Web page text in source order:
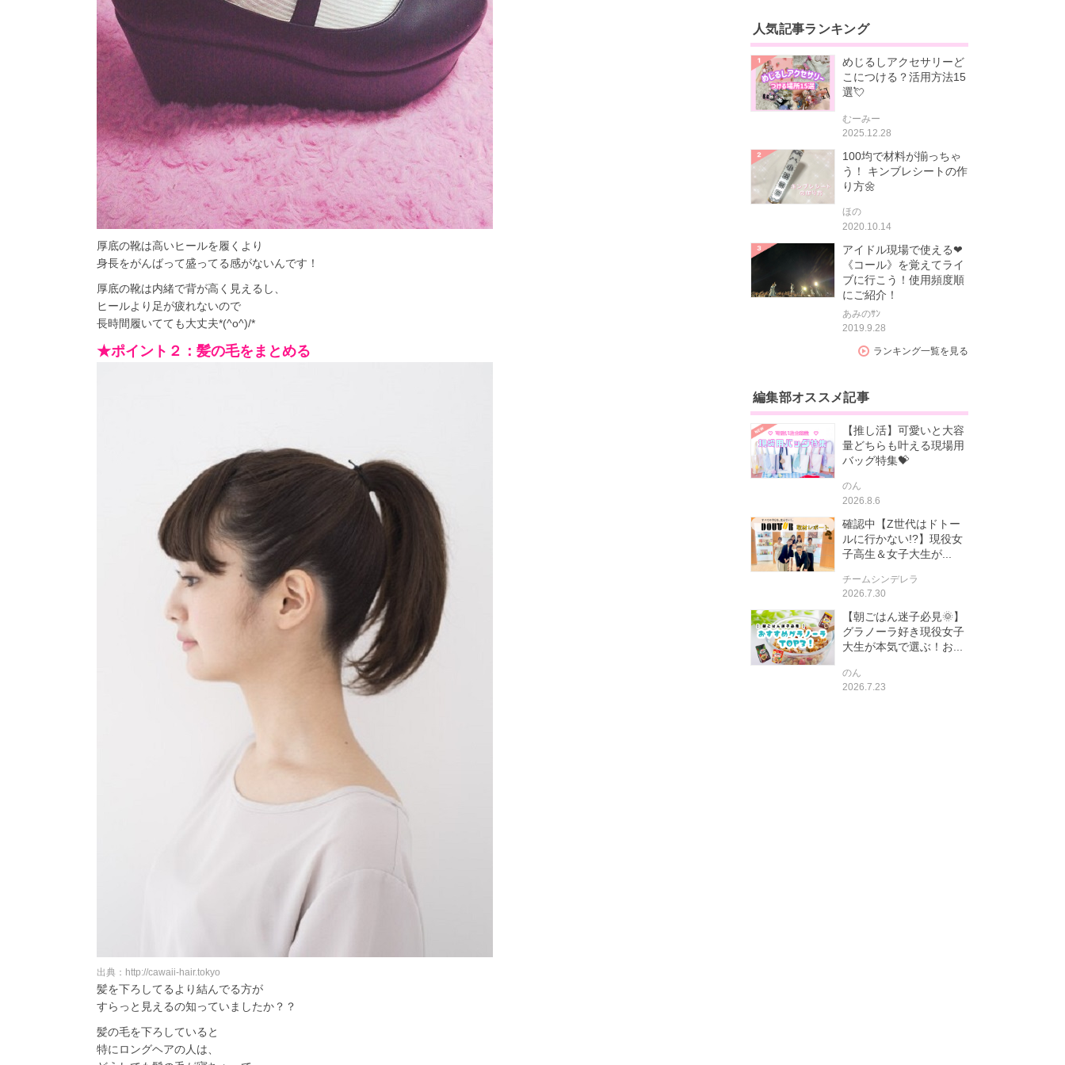
厚底の靴は高いヒールを履くより
身長をがんばって盛ってる感がないんです！
厚底の靴は内緒で背が高く見えるし、
ヒールより足が疲れないので
長時間履いてても大丈夫*(^o^)/*
★ポイント２：髪の毛をまとめる
出典：http://cawaii-hair.tokyo
髪を下ろしてるより結んでる方が
すらっと見えるの知っていましたか？？
髪の毛を下ろしていると
特にロングヘアの人は、
人気記事ランキング
めじるしアクセサリーど
こにつける？活用方法15
選💘
むーみー
2025.12.28
100均で材料が揃っちゃ
う！ キンブレシートの作
り方🌼
ほの
2020.10.14
アイドル現場で使える❤
《コール》を覚えてライ
ブに行こう！使用頻度順
にご紹介！
あみのｻﾝ
2019.9.28
ランキング一覧を見る
編集部オススメ記事
【推し活】可愛いと大容
量どちらも叶える現場用
バッグ特集💝
のん
2026.8.6
確認中【Z世代はドトー
ルに行かない!?】現役女
子高生＆女子大生が...
チームシンデレラ
2026.7.30
【朝ごはん迷子必見🌞】
グラノーラ好き現役女子
大生が本気で選ぶ！お...
のん
2026.7.23